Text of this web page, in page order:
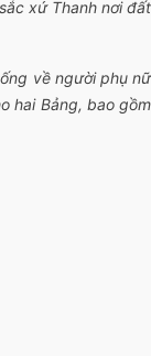
xứ Thanh nơi đất
về người phụ nữ
hai Bảng, bao gồm